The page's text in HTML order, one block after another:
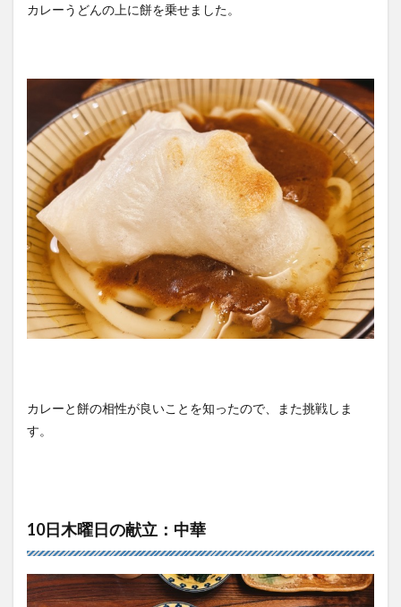
カレーうどんの上に餅を乗せました。
カレーと餅の相性が良いことを知ったので、また挑戦しま
す。
10日木曜日の献立：中華